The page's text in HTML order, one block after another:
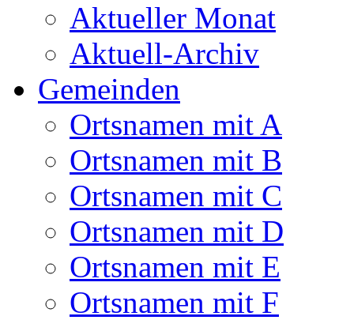
Aktueller Monat
Aktuell-Archiv
Gemeinden
Ortsnamen mit A
Ortsnamen mit B
Ortsnamen mit C
Ortsnamen mit D
Ortsnamen mit E
Ortsnamen mit F